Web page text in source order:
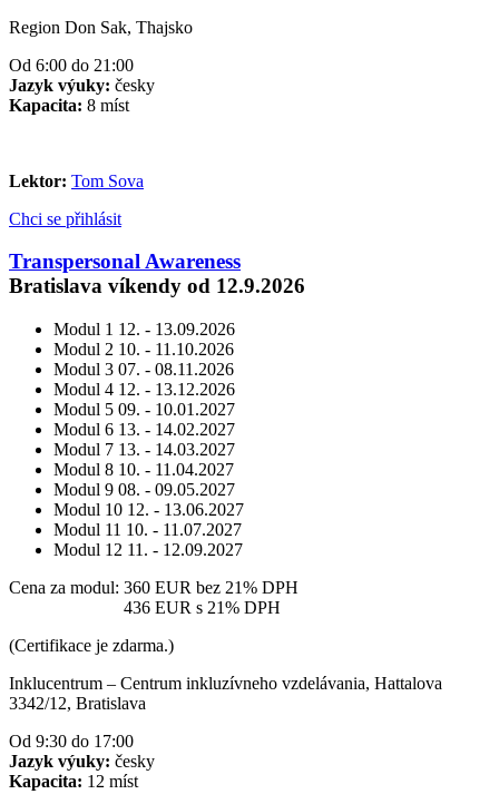
Region Don Sak, Thajsko
Od 6:00 do 21:00
Jazyk výuky: česky
Kapacita: 8 míst
Lektor: Tom Sova
Chci se přihlásit
Transpersonal Awareness
Bratislava víkendy od 12.9.2026
Modul 1 12. - 13.09.2026
Modul 2 10. - 11.10.2026
Modul 3 07. - 08.11.2026
Modul 4 12. - 13.12.2026
Modul 5 09. - 10.01.2027
Modul 6 13. - 14.02.2027
Modul 7 13. - 14.03.2027
Modul 8 10. - 11.04.2027
Modul 9 08. - 09.05.2027
Modul 10 12. - 13.06.2027
Modul 11 10. - 11.07.2027
Modul 12 11. - 12.09.2027
Cena za modul: 360 EUR bez 21% DPH
436 EUR s 21% DPH
(Certifikace je zdarma.)
Inklucentrum – Centrum inkluzívneho vzdelávania, Hattalova
3342/12, Bratislava
Od 9:30 do 17:00
Jazyk výuky: česky
Kapacita: 12 míst